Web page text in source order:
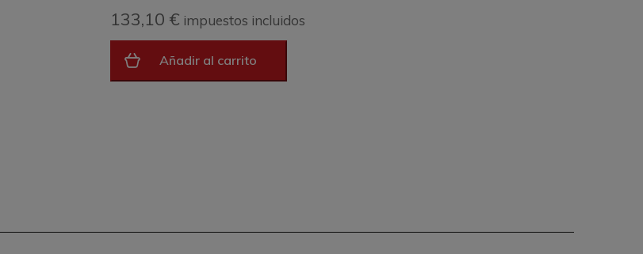
133,10 € impuestos incluidos
Añadir al carrito